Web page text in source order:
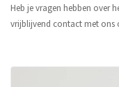
Heb je vragen hebben over
vrijblijvend contact met ons